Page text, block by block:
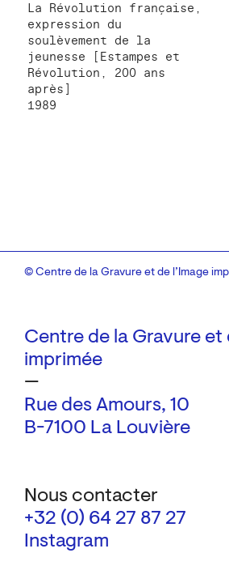
La Révolution française,
expression du
soulèvement de la
jeunesse [Estampes et
Révolution, 200 ans
après]
1989
Centre de la Gravure et
imprimée
—
Rue des Amours, 10
B-7100 La Louvière
Nous contacter
+32 (0) 64 27 87 27
Instagram
© Centre de la Gravure et de l’Image